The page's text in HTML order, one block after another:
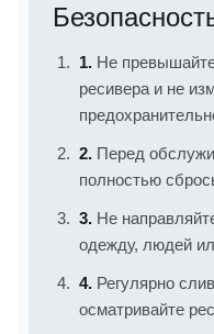
1. Не
ресивера и не
2. Перед
полностью
3. Не
одежду, людей
4. Регулярно
осматривайте